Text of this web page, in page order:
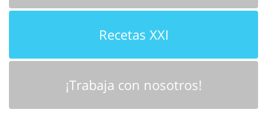
Recetas XXI
¡Trabaja con nosotros!